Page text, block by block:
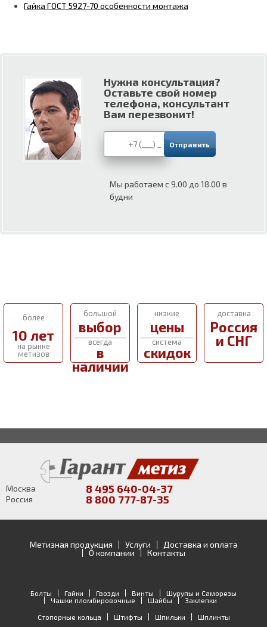
Гайка ГОСТ 5927-70 особенности монтажа
Нужна консультация?
Оставьте свой номер
телефона, консультант
Вам перезвонит!
Мы работаем с 9.00 до 18.00 в
будни
более
10 лет
на рынке
метизов
большой
выбор
всегда
в
наличии
низкие
цены
система
скидок
доставка
Россия
и СНГ
Москва 8 495 640-04-37
Россия 8 800 777-87-35
Метизная продукция Услуги
Доставка и оплата
О компании
Контакты
Болты Гайки Гвозди Винты
Шурупы и Саморезы
Чашки пломбировочные
Шайбы
Заклепки
Стопорные кольца
Штифты Шпильки Шплинты